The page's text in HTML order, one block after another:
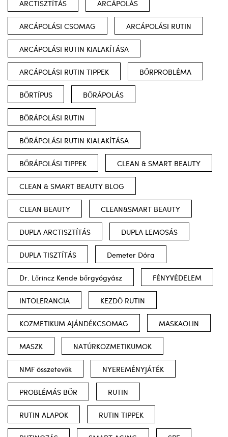
ARCTISZTÍTÁS ARCÁPOLÁS
ARCÁPOLÁSI CSOMAG ARCÁPOLÁSI RUTIN
ARCÁPOLÁSI RUTIN KIALAKÍTÁSA
ARCÁPOLÁSI RUTIN TIPPEK BŐRPROBLÉMA
BŐRTÍPUS BŐRÁPOLÁS
BŐRÁPOLÁSI RUTIN
BŐRÁPOLÁSI RUTIN KIALAKÍTÁSA
BŐRÁPOLÁSI TIPPEK CLEAN & SMART BEAUTY
CLEAN & SMART BEAUTY BLOG
CLEAN BEAUTY CLEAN&SMART BEAUTY
DUPLA ARCTISZTÍTÁS DUPLA LEMOSÁS
DUPLA TISZTÍTÁS Demeter Dóra
Dr. Lőrincz Kende bőrgyógyász FÉNYVÉDELEM
INTOLERANCIA KEZDŐ RUTIN
KOZMETIKUM AJÁNDÉKCSOMAG MASKAOLIN
MASZK NATÚRKOZMETIKUMOK
NMF összetevők NYEREMÉNYJÁTÉK
PROBLÉMÁS BŐR RUTIN
RUTIN ALAPOK RUTIN TIPPEK